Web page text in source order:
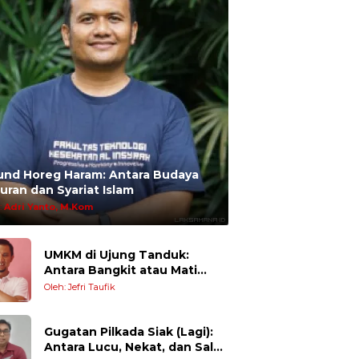
Horeg Haram: Antara Budaya
dan Syariat Islam
Adri Yanto, M.Kom
UMKM di Ujung Tanduk:
Antara Bangkit atau Mati
Pelan-Pelan
Oleh: Jefri Taufik
Gugatan Pilkada Siak (Lagi):
Antara Lucu, Nekat, dan Salah